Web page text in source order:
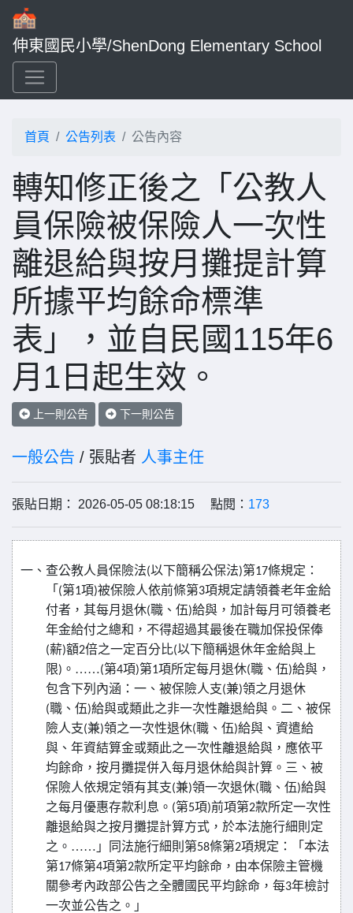
伸東國民小學/ShenDong Elementary School
首頁 公告列表 公告內容
轉知修正後之「公教人
員保險被保險人一次性
離退給與按月攤提計算
所據平均餘命標準
表」，並自民國115年6
月1日起生效。
上一則公告 下一則公告
一般公告 / 張貼者 人事主任
張貼日期： 2026-05-05 08:18:15 點閱： 173
一、查公教人員保險法(以下簡稱公保法)第17條規定：
「 (第1項)被保險人依前條第3項規定請領養老年金給
付者，其每月退休(職、伍)給與，加計每月可領養老
年金給付之總和，不得超過其最後在職加保投保俸
(薪)額2倍之一定百分比(以下簡稱退休年金給與上
限) 。……(第4項)第1項所定每月退休(職、伍)給與，
包含下列內涵：一、被保險人支(兼)領之月退休
(職、伍)給與或類此之非一次性離退給與。二、被保
險人支(兼)領之一次性退休(職、伍)給與、資遣給
與、年資結算金或類此之一次性離退給與，應依平
均餘命，按月攤提併入每月退休給與計算。三、被
保險人依規定領有其支(兼)領一次退休(職、伍)給與
之每月優惠存款利息。 (第5項)前項第2款所定一次性
離退給與之按月攤提計算方式，於本法施行細則定
之。……」同法施行細則第58條第2項規定：「本法
第17條第4項第2款所定平均餘命，由本保險主管機
關參考內政部公告之全體國民平均餘命，每3年檢討
一次並公告之。」